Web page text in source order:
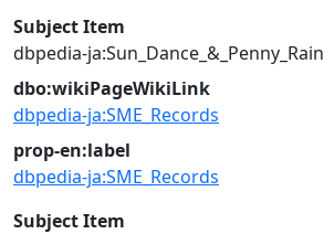
Subject Item
dbpedia-ja:Sun_Dance_&_Penny_Rain
dbo:wikiPageWikiLink
dbpedia-ja:SME_Records
prop-en:label
dbpedia-ja:SME_Records
Subject Item